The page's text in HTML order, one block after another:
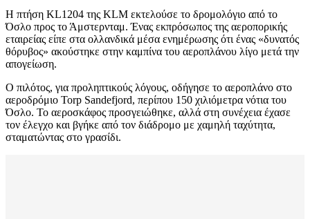
Η πτήση KL1204 της KLM εκτελούσε το δρομολόγιο από το
Όσλο προς το Άμστερνταμ. Ένας εκπρόσωπος της αεροπορικής
εταιρείας είπε στα ολλανδικά μέσα ενημέρωσης ότι ένας «δυνατός
θόρυβος» ακούστηκε στην καμπίνα του αεροπλάνου λίγο μετά την
απογείωση.
Ο πιλότος, για προληπτικούς λόγους, οδήγησε το αεροπλάνο στο
αεροδρόμιο Torp Sandefjord, περίπου 150 χιλιόμετρα νότια του
Όσλο. Το αεροσκάφος προσγειώθηκε, αλλά στη συνέχεια έχασε
τον έλεγχο και βγήκε από τον διάδρομο με χαμηλή ταχύτητα,
σταματώντας στο γρασίδι.